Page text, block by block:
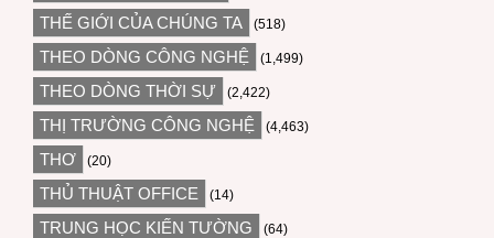
THẾ GIỚI CỦA CHÚNG TA (518)
THEO DÒNG CÔNG NGHỆ (1,499)
THEO DÒNG THỜI SỰ (2,422)
THỊ TRƯỜNG CÔNG NGHỆ (4,463)
THƠ (20)
THỦ THUẬT OFFICE (14)
TRUNG HỌC KIẾN TƯỜNG (64)